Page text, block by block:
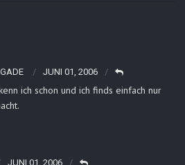
JUNI 01, 2006
ich schon und ich finds einfach nur
JUNI 01, 2006